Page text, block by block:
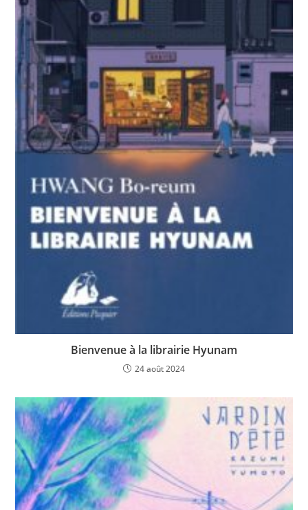
Bienvenue à la librairie Hyunam
24 août 2024